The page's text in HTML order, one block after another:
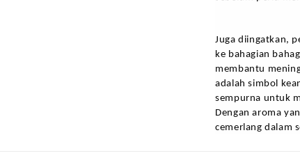
Juga diingatkan,
ke bahagian
membantu
adalah simbol
sempurna untuk
Dengan aroma
cemerlang dalam